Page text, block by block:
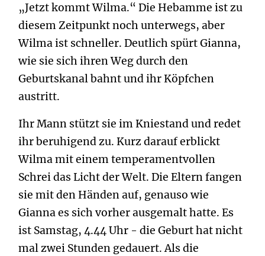
„Jetzt kommt Wilma.“ Die Hebamme ist zu
diesem Zeitpunkt noch unterwegs, aber
Wilma ist schneller. Deutlich spürt Gianna,
wie sie sich ihren Weg durch den
Geburtskanal bahnt und ihr Köpfchen
austritt.
Ihr Mann stützt sie im Kniestand und redet
ihr beruhigend zu. Kurz darauf erblickt
Wilma mit einem temperamentvollen
Schrei das Licht der Welt. Die Eltern fangen
sie mit den Händen auf, genauso wie
Gianna es sich vorher ausgemalt hatte. Es
ist Samstag, 4.44 Uhr - die Geburt hat nicht
mal zwei Stunden gedauert. Als die